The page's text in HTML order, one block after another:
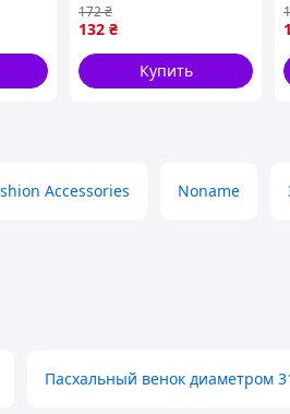
ХІТМАРТ Kids
132 ₴
172₴
Купить
Accessories Noname
Пасхальный венок диаметром